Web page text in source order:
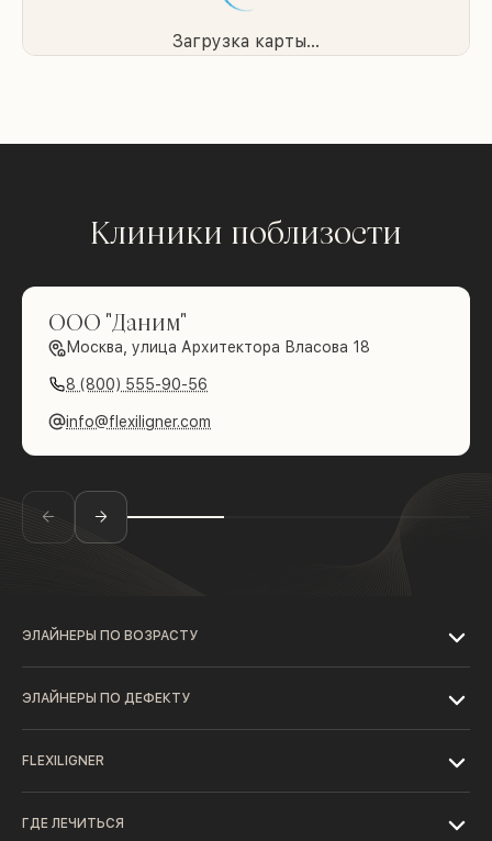
Загрузка карты...
Клиники поблизости
ООО "Даним"
Москва, улица Архитектора Власова 18
8 (800) 555-90-56
info@flexiligner.com
ЭЛАЙНЕРЫ ПО ВОЗРАСТУ
ЭЛАЙНЕРЫ ПО ДЕФЕКТУ
FLEXILIGNER
ГДЕ ЛЕЧИТЬСЯ